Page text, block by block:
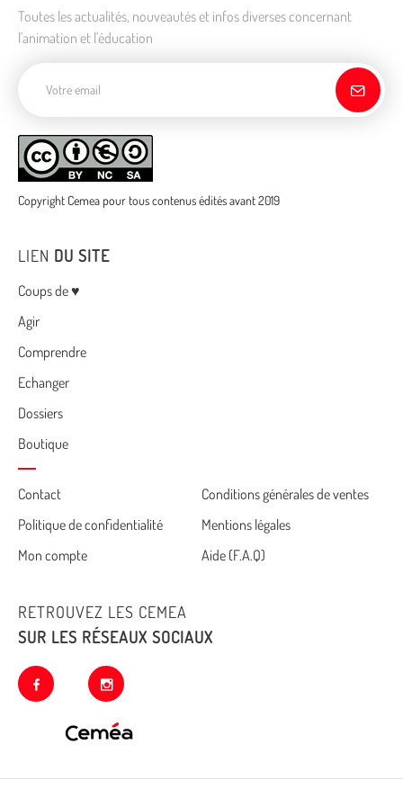
Toutes les actualités, nouveautés et infos diverses concernant
l'animation et l'éducation
Copyright Cemea pour tous contenus édités avant 2019
LIEN DU SITE
Menu
Coups de ♥
Agir
Comprendre
Echanger
Dossiers
Boutique
Cemea
footer
Contact
Conditions générales de ventes
Politique de confidentialité
Mentions légales
Mon compte
Aide (F.A.Q)
RETROUVEZ LES CEMEA
SUR LES RÉSEAUX SOCIAUX
facebook instagram